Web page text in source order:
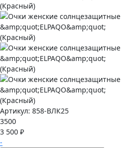
Артикул: 858-ВЛК25
3500
3 500 ₽
-